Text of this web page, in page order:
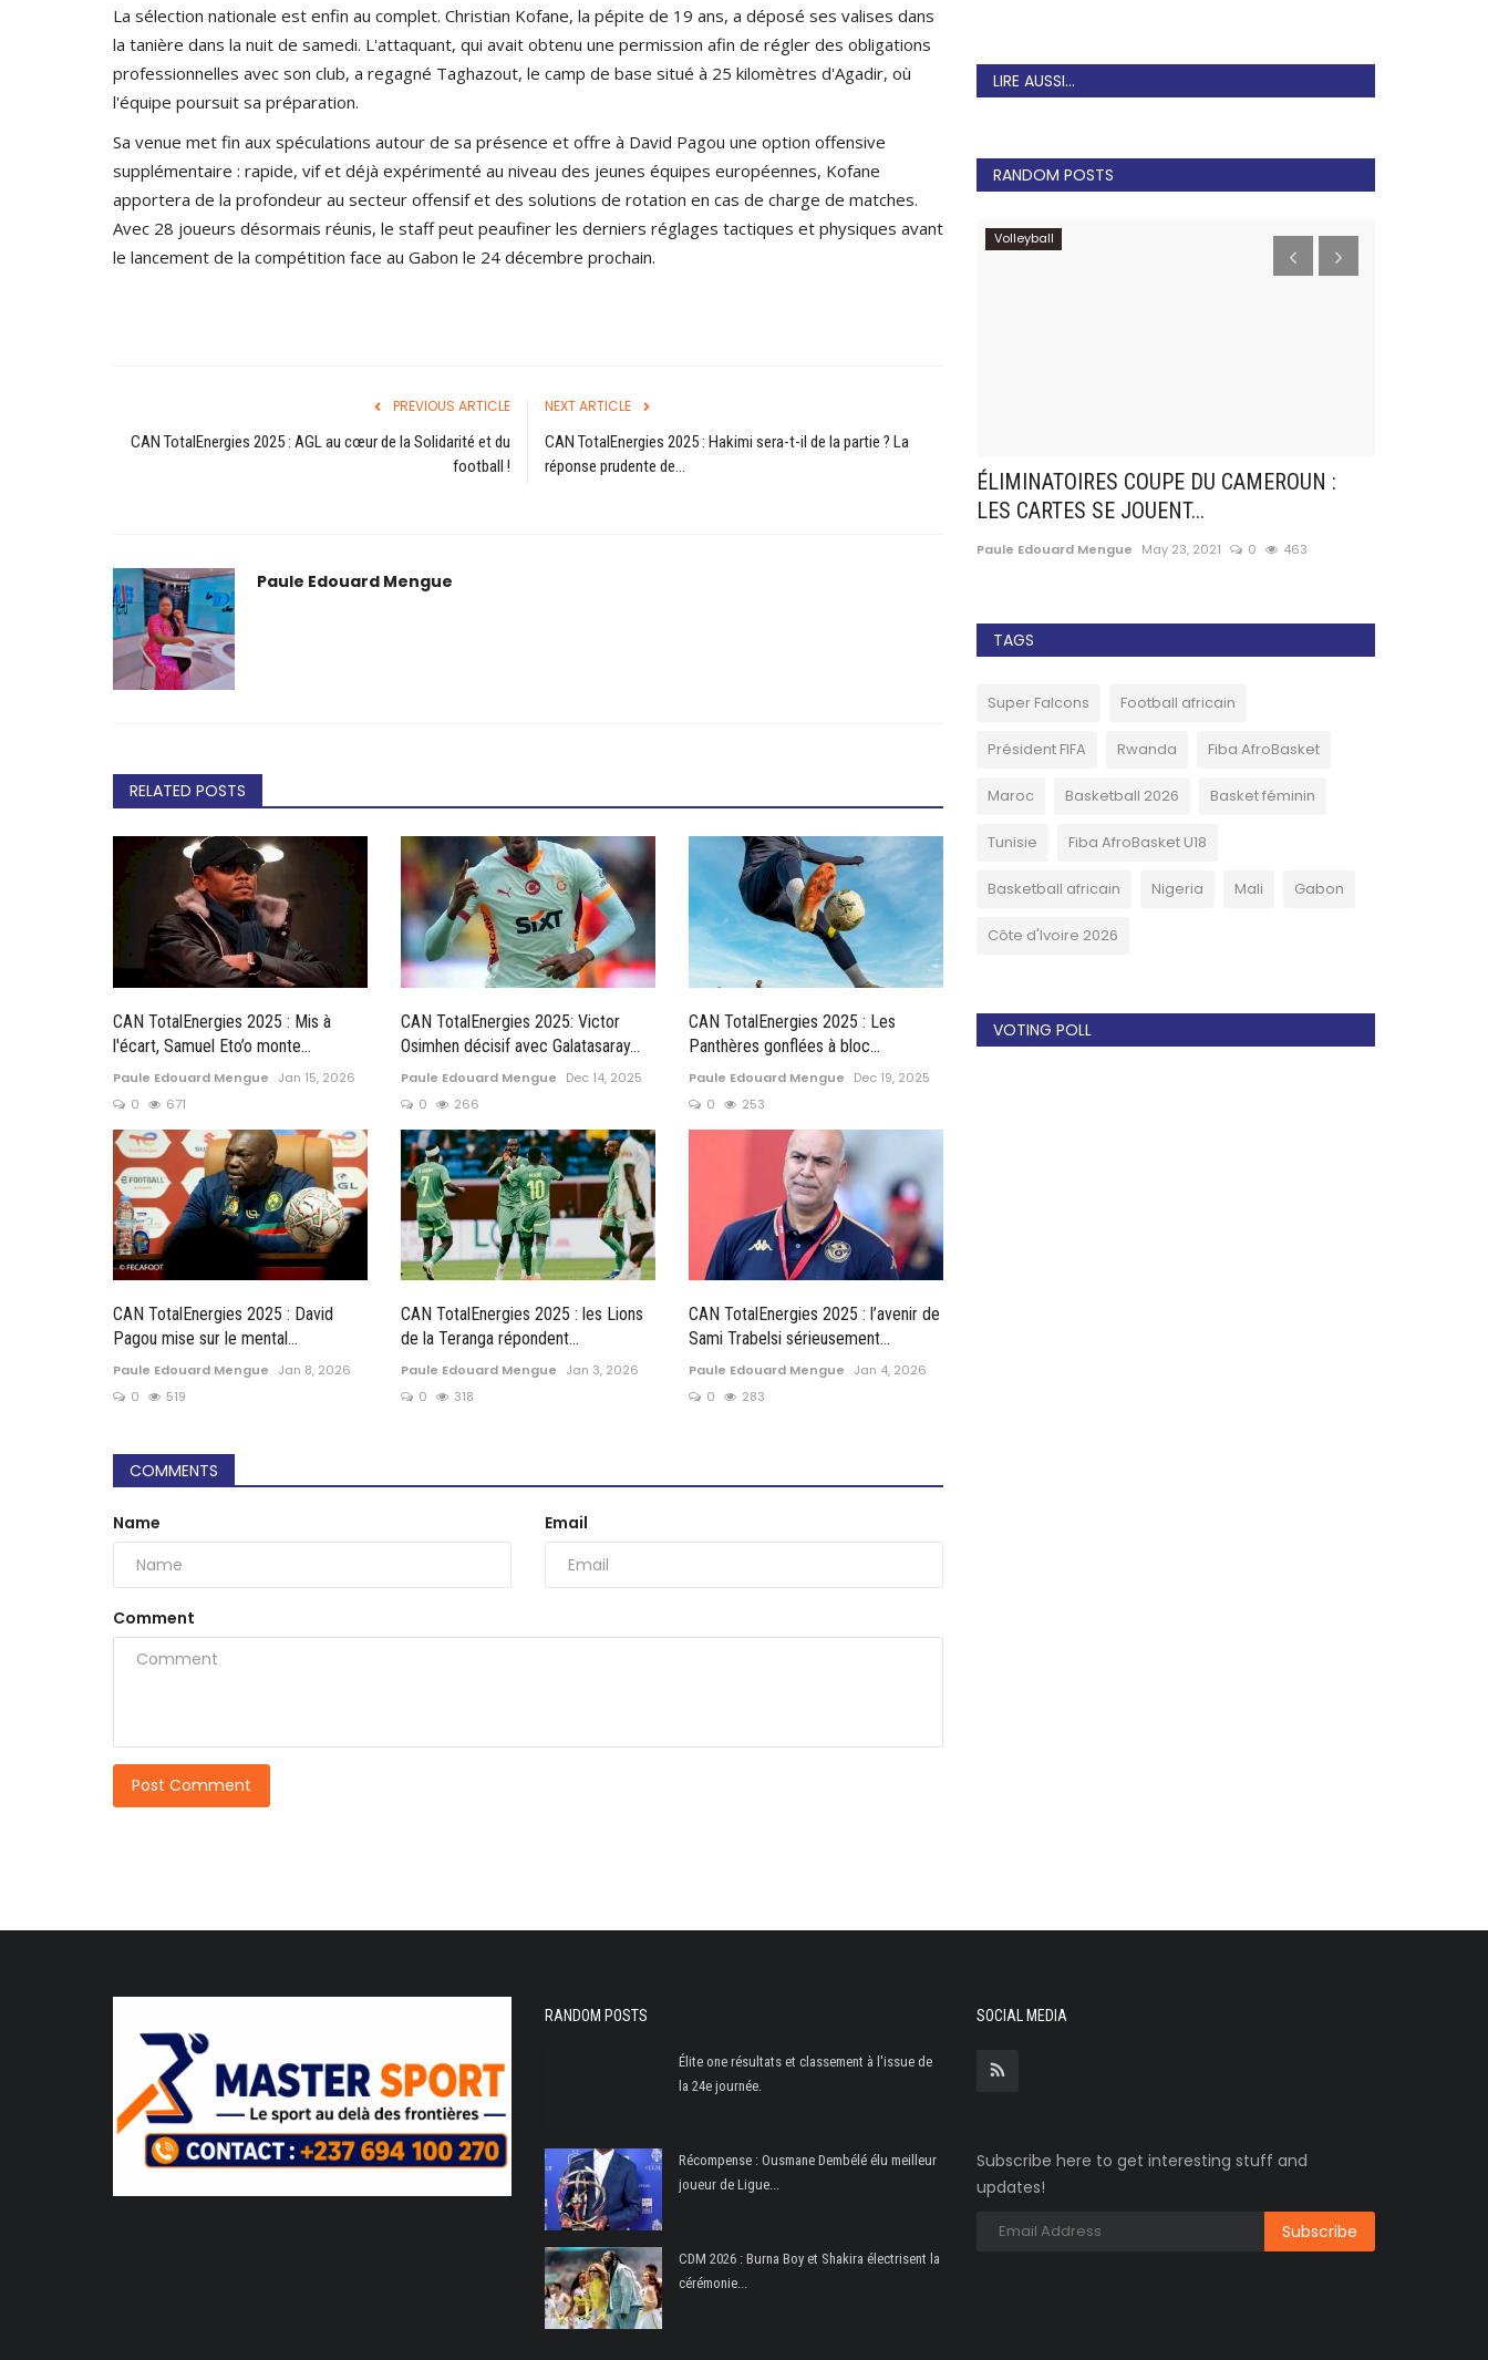
La sélection nationale est enfin au complet. Christian Kofane, la pépite de 19 ans, a déposé ses valises dans
la tanière dans la nuit de samedi. L'attaquant, qui avait obtenu une permission afin de régler des obligations
professionnelles avec son club, a regagné Taghazout, le camp de base situé à 25 kilomètres d'Agadir, où
l'équipe poursuit sa préparation.
Sa venue met fin aux spéculations autour de sa présence et offre à David Pagou une option offensive
supplémentaire : rapide, vif et déjà expérimenté au niveau des jeunes équipes européennes, Kofane
apportera de la profondeur au secteur offensif et des solutions de rotation en cas de charge de matches.
Avec 28 joueurs désormais réunis, le staff peut peaufiner les derniers réglages tactiques et physiques avant
le lancement de la compétition face au Gabon le 24 décembre prochain.
PREVIOUS ARTICLE
CAN TotalEnergies 2025 : AGL au cœur de la Solidarité et du
football !
NEXT ARTICLE
CAN TotalEnergies 2025 : Hakimi sera-t-il de la partie ? La
réponse prudente de...
Paule Edouard Mengue
RELATED POSTS
CAN TotalEnergies 2025 : Mis à
l'écart, Samuel Eto’o monte...
Paule Edouard Mengue
Jan 15, 2026
0
671
CAN TotalEnergies 2025: Victor
Osimhen décisif avec Galatasaray...
Paule Edouard Mengue
Dec 14, 2025
0
266
CAN TotalEnergies 2025 : Les
Panthères gonflées à bloc...
Paule Edouard Mengue
Dec 19, 2025
0
253
CAN TotalEnergies 2025 : David
Pagou mise sur le mental...
Paule Edouard Mengue
Jan 8, 2026
0
519
CAN TotalEnergies 2025 : les Lions
de la Teranga répondent...
Paule Edouard Mengue
Jan 3, 2026
0
318
CAN TotalEnergies 2025 : l’avenir de
Sami Trabelsi sérieusement...
Paule Edouard Mengue
Jan 4, 2026
0
283
COMMENTS
Name Email
Comment
Post Comment
LIRE AUSSI...
RANDOM POSTS
Football
FOOTBALL: BENOÎT ANGBWA DÉCLINE LA
Basketball
AfroBasket U18 Féminin : le Kenya corrige la
Volleyball
ÉLIMINATOIRES COUPE DU CAMEROUN :
LES CARTES SE JOUENT...
Paule Edouard Mengue May 23, 2021 0 463
TAGS
Super Falcons Football africain
Président FIFA Rwanda Fiba AfroBasket
Maroc Basketball 2026 Basket féminin
Tunisie Fiba AfroBasket U18
Basketball africain Nigeria Mali Gabon
Côte d'Ivoire 2026
VOTING POLL
RANDOM POSTS
Élite one résultats et classement à l'issue de
la 24e journée.
Récompense : Ousmane Dembélé élu meilleur
joueur de Ligue...
CDM 2026 : Burna Boy et Shakira électrisent la
cérémonie...
SOCIAL MEDIA
Subscribe here to get interesting stuff and
updates!